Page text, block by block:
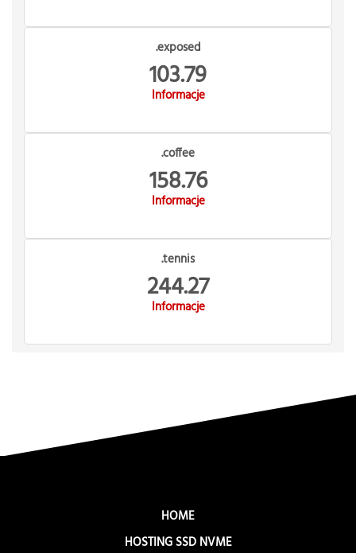
.exposed
103.79
Informacje
.coffee
158.76
Informacje
.tennis
244.27
Informacje
HOME
HOSTING SSD NVME